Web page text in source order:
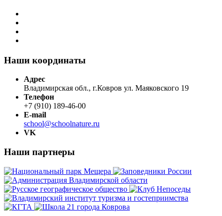
Наши координаты
Адрес
Владимирская обл., г.Ковров ул. Маяковского 19
Телефон
+7 (910) 189-46-00
E-mail
school@schoolnature.ru
VK
Наши партнеры